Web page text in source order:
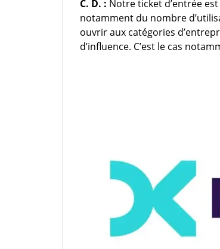
C. D. : Notre ticket d’entrée
notamment du nombre
ouvrir aux catégories
d’influence. C’est le cas